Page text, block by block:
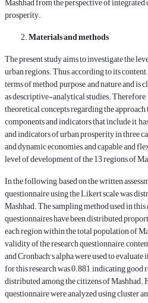
prosperity.
Materials and methods
The present study aims to investigate the
urban regions. Thus, according to its
terms of method, purpose, and nature and is
as descriptive-analytical studies. Therefore,
theoretical concepts regarding the
components and indicators that include it,
and indicators of urban prosperity in three
and dynamic economies, and capable and
level of development of the 13 regions of
In the following, based on the written
questionnaire using the Likert scale was
Mashhad. The sampling method used in
questionnaires have been distributed
each region within the total population of
validity of the research questionnaire,
and Cronbach's alpha were used to
for this research was 0.881, indicating
distributed among the citizens of Mashhad.
questionnaire were analyzed using cluster